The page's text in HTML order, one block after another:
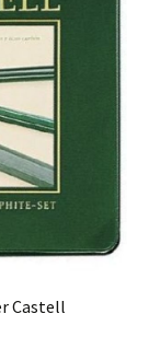
Castell